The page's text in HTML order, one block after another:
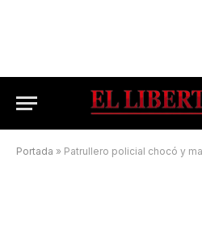
Portada » Patrullero policial chocó y mató a